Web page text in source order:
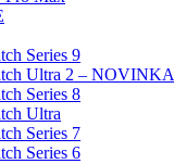
Series 9
Ultra 2 – NOVINKA
Series 8
Ultra
Series 7
Series 6